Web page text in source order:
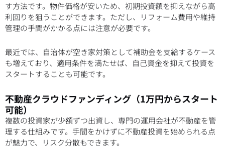
す方法です。物件価格が安いため、初期投資額を抑えながら高
利回りを狙うことができます。ただし、リフォーム費用や維持
管理の手間がかかる点には注意が必要です。
最近では、自治体が空き家対策として補助金を支給するケース
も増えており、適用条件を満たせば、自己資金を抑えて投資を
スタートすることも可能です。
不動産クラウドファンディング（1万円からスタート
可能）
複数の投資家が少額ずつ出資し、専門の運用会社が不動産を管
理する仕組みです。手間をかけずに不動産投資を始められる点
が魅力で、リスク分散もできます。